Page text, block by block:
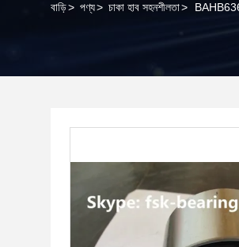
বাড়ি> পণ্য> চাকা হাব সহনশীলতা>